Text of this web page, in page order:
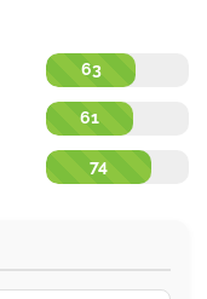
63
61
74